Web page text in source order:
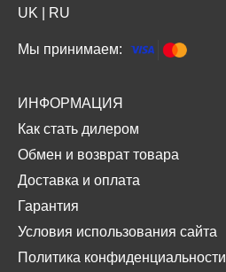
UK RU
Мы принимаем:
ИНФОРМАЦИЯ
Как стать дилером
Обмен и возврат товара
Доставка и оплата
Гарантия
Условия использования сайта
Политика конфиденциальности